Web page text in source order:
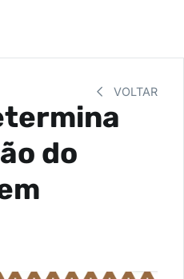
VOLTAR
do